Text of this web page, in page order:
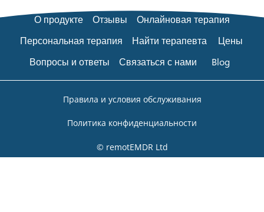
О продукте Отзывы
Онлайновая терапия
Персональная терапия
Найти терапевта
Цены
Вопросы и ответы
Связаться с нами Blog
Правила и условия обслуживания
Политика конфиденциальности
© remotEMDR Ltd